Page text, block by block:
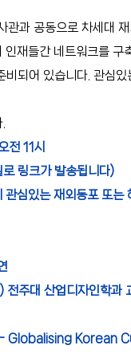
관과 공동으로 차세대
인재들간 네트워크를
되어 있습니다. 관심
11시
링크가 발송됩니다)
관심있는 재외동포 또
주대 산업디자인학과
- Globalising Korean